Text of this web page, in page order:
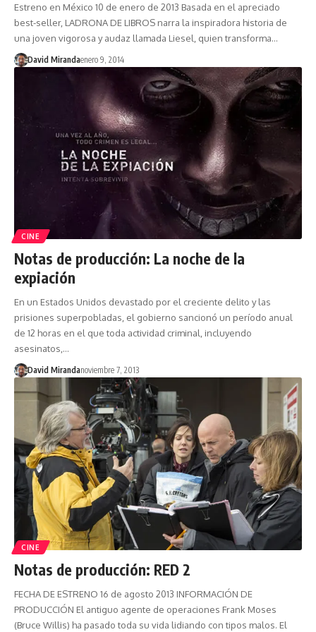
Estreno en México 10 de enero de 2013 Basada en el apreciado
best-seller, LADRONA DE LIBROS narra la inspiradora historia de
una joven vigorosa y audaz llamada Liesel, quien transforma…
David Mirandaenero 9, 2014
CINE
Notas de producción: La noche de la
expiación
En un Estados Unidos devastado por el creciente delito y las
prisiones superpobladas, el gobierno sancionó un período anual
de 12 horas en el que toda actividad criminal, incluyendo
asesinatos,…
David Mirandanoviembre 7, 2013
CINE
Notas de producción: RED 2
FECHA DE ESTRENO 16 de agosto 2013 INFORMACIÓN DE
PRODUCCIÓN El antiguo agente de operaciones Frank Moses
(Bruce Willis) ha pasado toda su vida lidiando con tipos malos. El